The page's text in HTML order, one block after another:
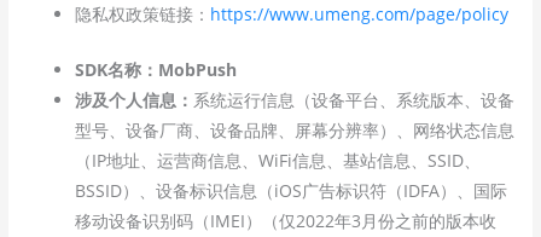
隐私权政策链接： https://www.umeng.com/page/policy
SDK名称：MobPush
涉及个人信息： 系统运行信息（设备平台、系统版本、设备
型号、设备厂商、设备品牌、屏幕分辨率）、网络状态信息
（IP地址、运营商信息、WiFi信息、基站信息、SSID、
BSSID）、设备标识信息（iOS广告标识符（IDFA）、国际
移动设备识别码（IMEI）（仅2022年3月份之前的版本收